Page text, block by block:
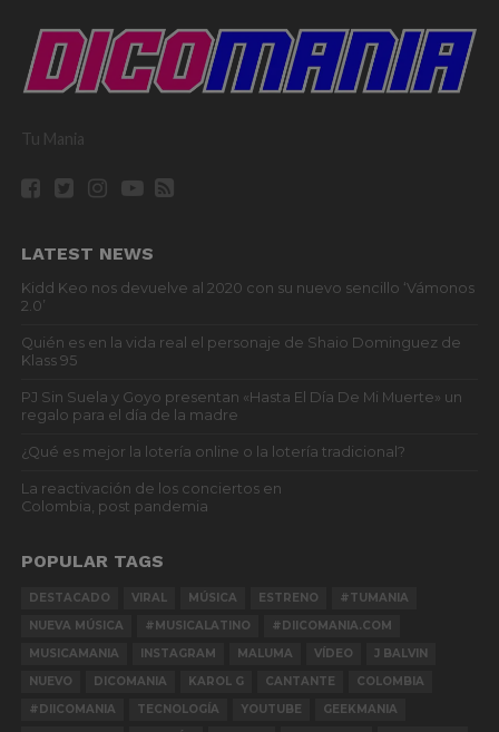
Tu Mania
LATEST NEWS
Kidd Keo nos devuelve al 2020 con su nuevo sencillo ‘Vámonos
2.0’
Quién es en la vida real el personaje de Shaio Dominguez de
Klass 95
PJ Sin Suela y Goyo presentan «Hasta El Día De Mi Muerte» un
regalo para el día de la madre
¿Qué es mejor la lotería online o la lotería tradicional?
La reactivación de los conciertos en
Colombia, post pandemia
POPULAR TAGS
DESTACADO VIRAL MÚSICA ESTRENO
#TUMANIA
NUEVA MÚSICA
#MUSICALATINO
#DIICOMANIA.COM
MUSICAMANIA
INSTAGRAM MALUMA VÍDEO
J BALVIN
NUEVO
DICOMANIA KAROL G CANTANTE
COLOMBIA
#DIICOMANIA
TECNOLOGÍA YOUTUBE
GEEKMANIA